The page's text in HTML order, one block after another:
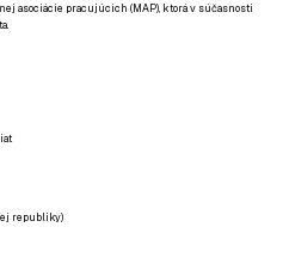
asociácie pracujúcich (MAP), ktorá v súčasnosti
republiky)